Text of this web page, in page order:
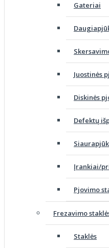
Gateriai
Juostinės
Diskinės
Defektų
Įrankiai/
Pjovimo
Frezavimo
Staklės